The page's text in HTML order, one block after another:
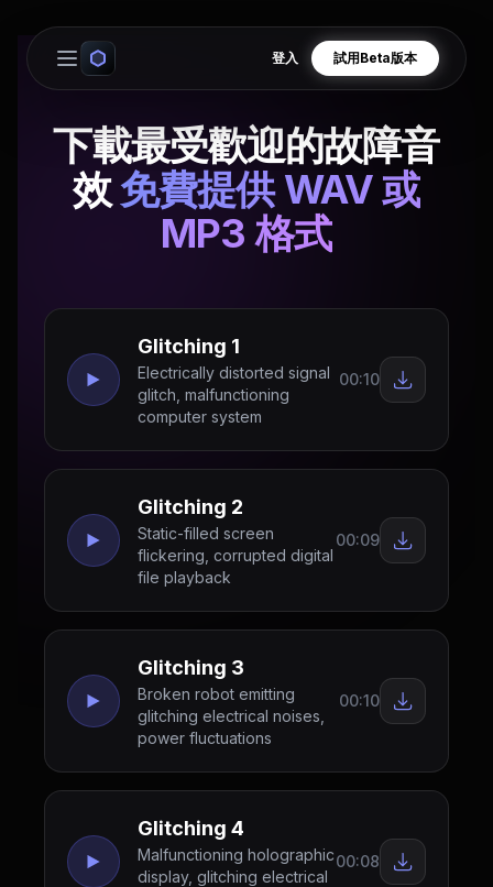
Open main menu
登入 試用Beta版本
下載最受歡迎的故障音
效免費提供 WAV 或
MP3 格式
Glitching 1
Electrically distorted signal
glitch, malfunctioning
computer system
00:10
Glitching 2
Static-filled screen
flickering, corrupted digital
file playback
00:09
Glitching 3
Broken robot emitting
glitching electrical noises,
power fluctuations
00:10
Glitching 4
Malfunctioning holographic
display, glitching electrical
00:08